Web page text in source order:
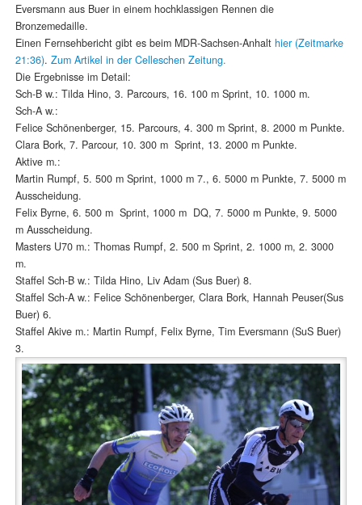
Eversmann aus Buer in einem hochklassigen Rennen die
Bronzemedaille.
Einen Fernsehbericht gibt es beim MDR-Sachsen-Anhalt hier (Zeitmarke
21:36). Zum Artikel in der Celleschen Zeitung.
Die Ergebnisse im Detail:
Sch-B w.: Tilda Hino, 3. Parcours, 16. 100 m Sprint, 10. 1000 m.
Sch-A w.:
Felice Schönenberger, 15. Parcours, 4. 300 m Sprint, 8. 2000 m Punkte.
Clara Bork, 7. Parcour, 10. 300 m Sprint, 13. 2000 m Punkte.
Aktive m.:
Martin Rumpf, 5. 500 m Sprint, 1000 m 7., 6. 5000 m Punkte, 7. 5000 m
Ausscheidung.
Felix Byrne, 6. 500 m Sprint, 1000 m DQ, 7. 5000 m Punkte, 9. 5000
m Ausscheidung.
Masters U70 m.: Thomas Rumpf, 2. 500 m Sprint, 2. 1000 m, 2. 3000
m.
Staffel Sch-B w.: Tilda Hino, Liv Adam (Sus Buer) 8.
Staffel Sch-A w.: Felice Schönenberger, Clara Bork, Hannah Peuser(Sus
Buer) 6.
Staffel Akive m.: Martin Rumpf, Felix Byrne, Tim Eversmann (SuS Buer)
3.